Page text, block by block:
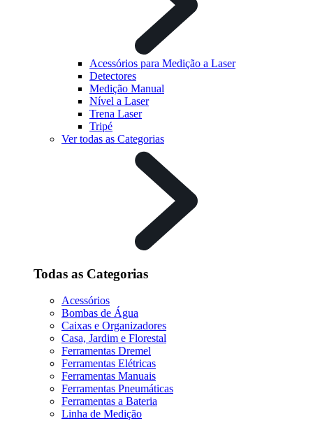
Acessórios para Medição a Laser
Detectores
Medição Manual
Nível a Laser
Trena Laser
Tripé
Ver todas as Categorias
Todas as Categorias
Acessórios
Bombas de Água
Caixas e Organizadores
Casa, Jardim e Florestal
Ferramentas Dremel
Ferramentas Elétricas
Ferramentas Manuais
Ferramentas Pneumáticas
Ferramentas a Bateria
Linha de Medição